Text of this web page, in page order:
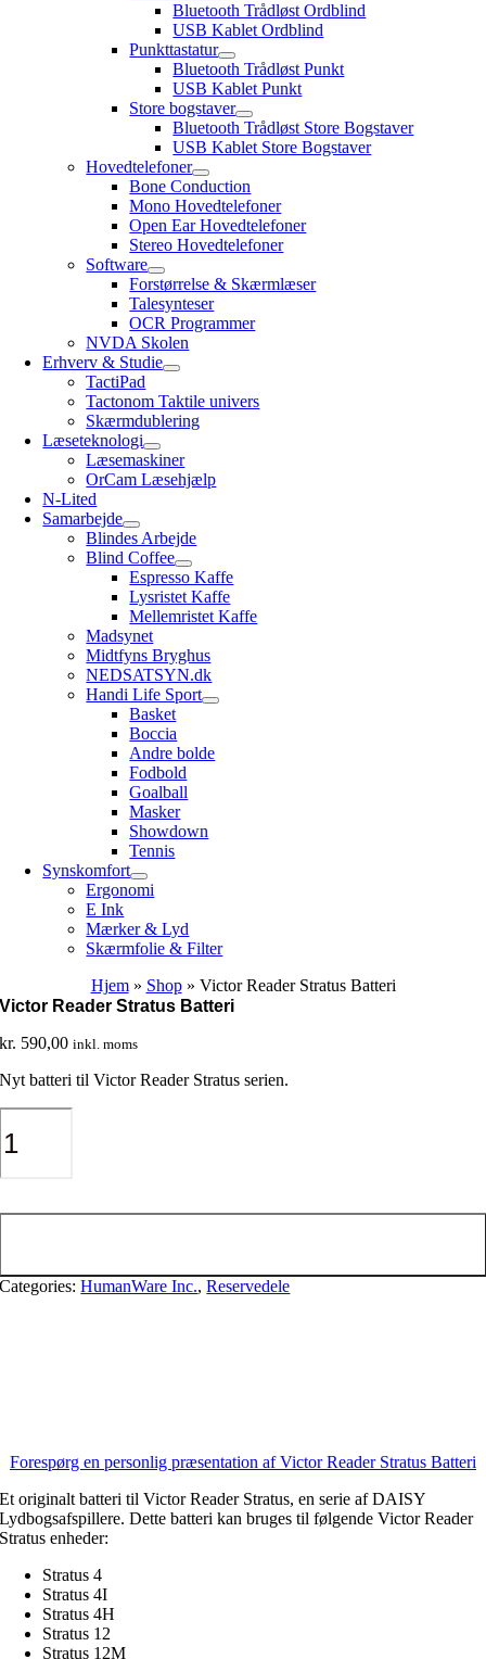
Bluetooth Trådløst Ordblind
USB Kablet Ordblind
Punkttastatur
Bluetooth Trådløst Punkt
USB Kablet Punkt
Store bogstaver
Bluetooth Trådløst Store Bogstaver
USB Kablet Store Bogstaver
Hovedtelefoner
Bone Conduction
Mono Hovedtelefoner
Open Ear Hovedtelefoner
Stereo Hovedtelefoner
Software
Forstørrelse & Skærmlæser
Talesynteser
OCR Programmer
NVDA Skolen
Erhverv & Studie
TactiPad
Tactonom Taktile univers
Skærmdublering
Læseteknologi
Læsemaskiner
OrCam Læsehjælp
N-Lited
Samarbejde
Blindes Arbejde
Blind Coffee
Espresso Kaffe
Lysristet Kaffe
Mellemristet Kaffe
Madsynet
Midtfyns Bryghus
NEDSATSYN.dk
Handi Life Sport
Basket
Boccia
Andre bolde
Fodbold
Goalball
Masker
Showdown
Tennis
Synskomfort
Ergonomi
E Ink
Mærker & Lyd
Skærmfolie & Filter
Hjem» Shop» Victor Reader Stratus Batteri
Victor Reader Stratus Batteri
kr. 590,00 inkl. moms
Nyt batteri til Victor Reader Stratus serien.
Categories:HumanWare Inc.,Reservedele
Forespørg en personlig præsentation af Victor Reader Stratus Batteri
Et originalt batteri til Victor Reader Stratus, en serie af DAISY
Lydbogsafspillere. Dette batteri kan bruges til følgende Victor Reader
Stratus enheder:
Stratus 4
Stratus 4I
Stratus 4H
Stratus 12
Stratus 12M